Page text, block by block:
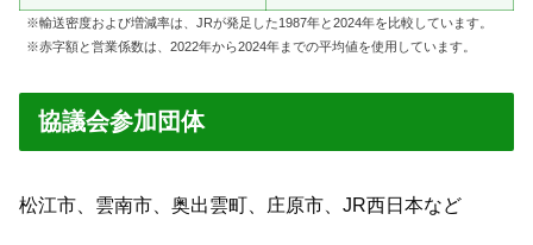
※輸送密度および増減率は、JRが発足した1987年と2024年を比較しています。
※赤字額と営業係数は、2022年から2024年までの平均値を使用しています。
協議会参加団体
松江市、雲南市、奥出雲町、庄原市、JR西日本など